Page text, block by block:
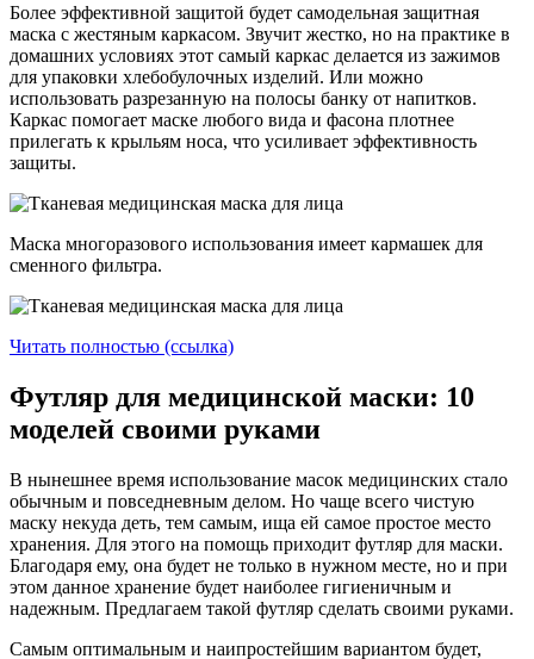
Более эффективной защитой будет самодельная защитная
маска с жестяным каркасом. Звучит жестко, но на практике в
домашних условиях этот самый каркас делается из зажимов
для упаковки хлебобулочных изделий. Или можно
использовать разрезанную на полосы банку от напитков.
Каркас помогает маске любого вида и фасона плотнее
прилегать к крыльям носа, что усиливает эффективность
защиты.
Маска многоразового использования имеет кармашек для
сменного фильтра.
Читать полностью (ссылка)
Футляр для медицинской маски: 10
моделей своими руками
В нынешнее время использование масок медицинских стало
обычным и повседневным делом. Но чаще всего чистую
маску некуда деть, тем самым, ища ей самое простое место
хранения. Для этого на помощь приходит футляр для маски.
Благодаря ему, она будет не только в нужном месте, но и при
этом данное хранение будет наиболее гигиеничным и
надежным. Предлагаем такой футляр сделать своими руками.
Самым оптимальным и наипростейшим вариантом будет,